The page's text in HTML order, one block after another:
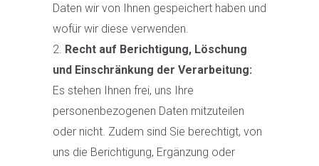
Daten wir von Ihnen gespeichert haben und
wofür wir diese verwenden.
Recht auf Berichtigung, Löschung
und Einschränkung der Verarbeitung:
Es stehen Ihnen frei, uns Ihre
personenbezogenen Daten mitzuteilen
oder nicht. Zudem sind Sie berechtigt, von
uns die Berichtigung, Ergänzung oder